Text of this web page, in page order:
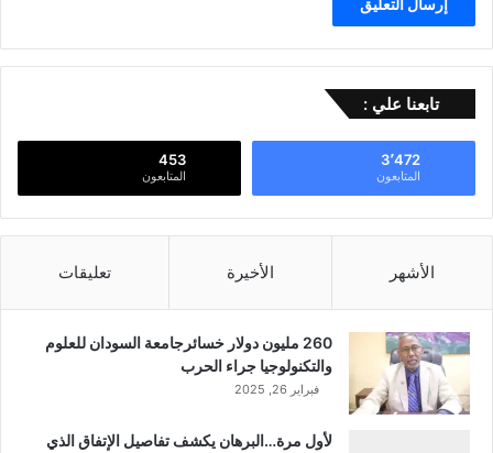
تابعنا علي :
3٬472
المتابعون
453
المتابعون
الأشهر الأخيرة تعليقات
260 مليون دولار خسائرجامعة السودان للعلوم
والتكنولوجيا جراء الحرب
فبراير 26, 2025
لأول مرة…البرهان يكشف تفاصيل الإتفاق الذي